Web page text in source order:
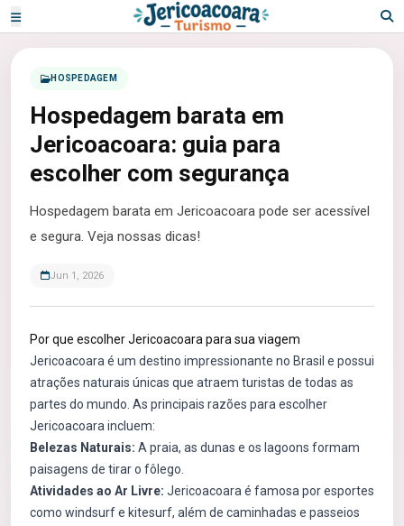
HOSPEDAGEM
Hospedagem barata em
Jericoacoara: guia para
escolher com segurança
Hospedagem barata em Jericoacoara pode ser acessível
e segura. Veja nossas dicas!
Jun 1, 2026
Por que escolher Jericoacoara para sua viagem
Jericoacoara é um destino impressionante no Brasil e possui
atrações naturais únicas que atraem turistas de todas as
partes do mundo. As principais razões para escolher
Jericoacoara incluem:
Belezas Naturais: A praia, as dunas e os lagoons formam
paisagens de tirar o fôlego.
Atividades ao Ar Livre: Jericoacoara é famosa por esportes
como windsurf e kitesurf, além de caminhadas e passeios